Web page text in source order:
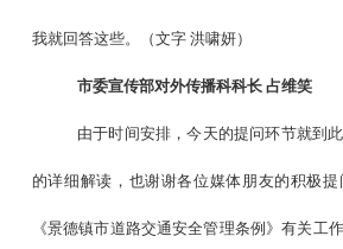
我就回答这些。（文字 洪啸妍）
市委宣传部对外传播科科长 占维笑
由于时间安排，今天的提问环节就到
的详细解读，也谢谢各位媒体朋友的积极
《景德镇市道路交通安全管理条例》有关工